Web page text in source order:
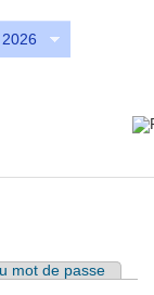
mot de passe